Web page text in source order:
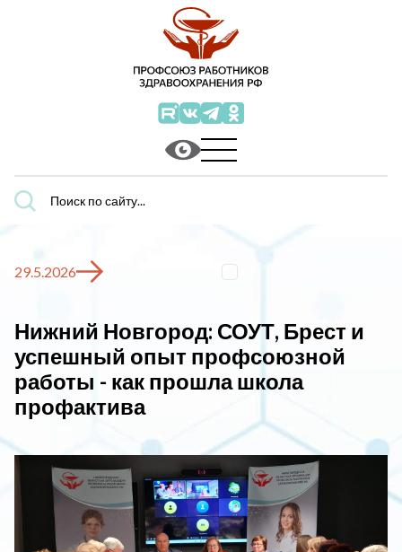
Поиск
по
29.5.2026
Нижний Новгород: СОУТ, Брест и
успешный опыт профсоюзной
работы - как прошла школа
профактива